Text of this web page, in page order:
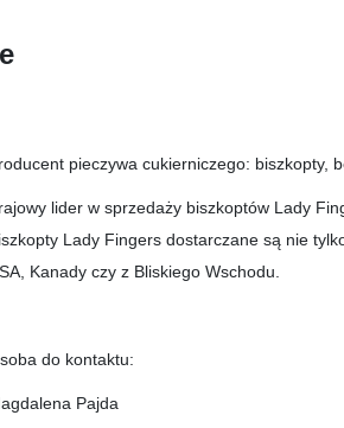
pieczywa cukierniczego: biszkopty,
lider w sprzedaży biszkoptów Lady
Lady Fingers dostarczane są nie
Kanady czy z Bliskiego Wschodu.
do kontaktu:
Pajda